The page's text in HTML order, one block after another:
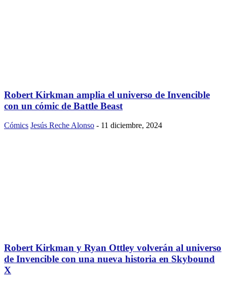
Robert Kirkman amplia el universo de Invencible
con un cómic de Battle Beast
Cómics Jesús Reche Alonso - 11 diciembre, 2024
Robert Kirkman y Ryan Ottley volverán al universo
de Invencible con una nueva historia en Skybound
X